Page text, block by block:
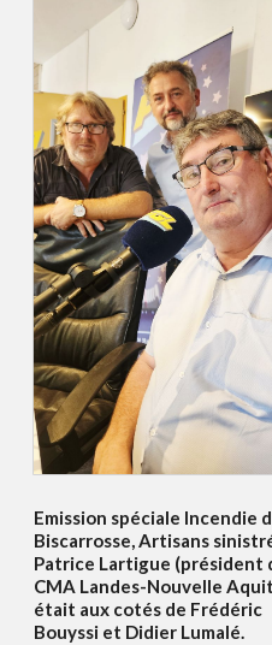
Emission spéciale Incendie
Biscarrosse, Artisans
Patrice Lartigue (président
CMA Landes-Nouvelle
était aux cotés de Frédéric
Bouyssi et Didier Lumalé.